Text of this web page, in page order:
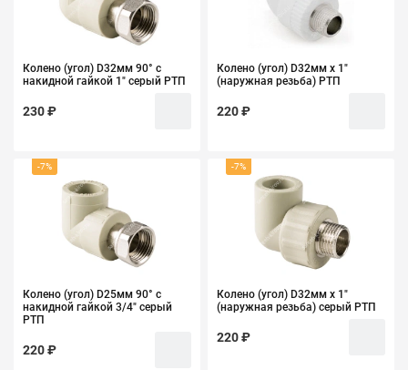
Колено (угол) D32мм 90° с
накидной гайкой 1" серый РТП
230 ₽
Колено (угол) D32мм х 1"
(наружная резьба) РТП
220 ₽
-7%
Колено (угол) D25мм 90° с
накидной гайкой 3/4" серый
РТП
220 ₽
-7%
Колено (угол) D32мм х 1"
(наружная резьба) серый РТП
220 ₽